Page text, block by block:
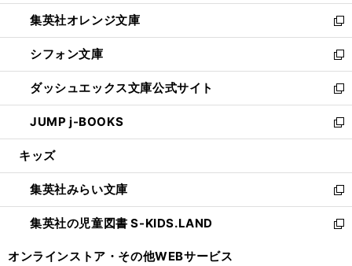
開
く
ウ
で
開
く
ン
ド
ウ
で
開
く
し
い
ウ
ィ
ン
ド
ウ
で
開
集英社オレンジ文庫
新
し
い
ウ
ィ
ン
ド
ウ
開
く
シフォン文庫
新
し
い
ウ
ィ
ン
ウ
で
開
く
ダッシュエックス文庫公式サイト
新
し
い
ウ
ン
ド
ウ
で
JUMP j-BOOKS
新
し
ウ
ィ
ン
ド
キッズ
集英社みらい文庫
新
し
い
集英社の児童図書 S-KIDS.LAND
新
オンラインストア・ その他WEBサービス